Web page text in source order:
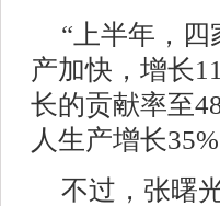
“上半年，
产加快，增长
长的贡献率至
人生产增长35%
不过，张曙